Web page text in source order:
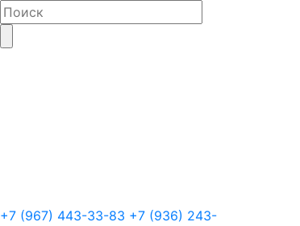
+7 (967) 443-33-83 +7 (936) 243-